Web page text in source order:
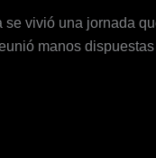
vivió una jornada
manos